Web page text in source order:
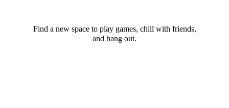
Find a new space to play games, chill with friends,
and hang out.